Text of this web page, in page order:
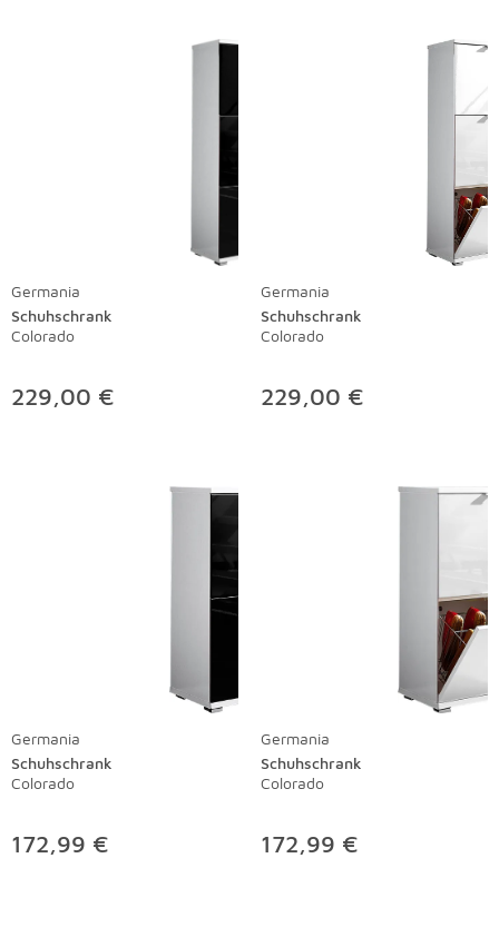
Germania
Schuhschrank
Colorado
229,00 €
Germania
Schuhschrank
Colorado
229,00 €
Germania
Schuhschrank
Colorado
172,99 €
Germania
Schuhschrank
Colorado
172,99 €